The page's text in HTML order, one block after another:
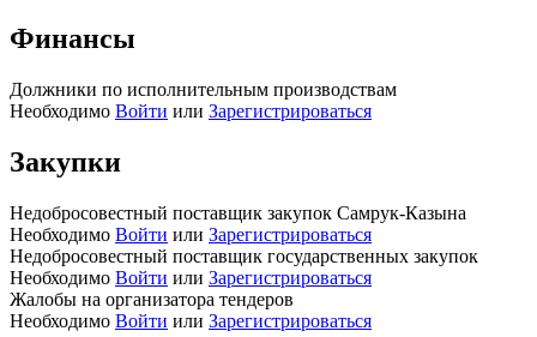
Финансы
Должники по исполнительным производствам
Необходимо Войти или Зарегистрироваться
Закупки
Недобросовестный поставщик закупок Самрук-Казына
Необходимо Войти или Зарегистрироваться
Недобросовестный поставщик государственных закупок
Необходимо Войти или Зарегистрироваться
Жалобы на организатора тендеров
Необходимо Войти или Зарегистрироваться